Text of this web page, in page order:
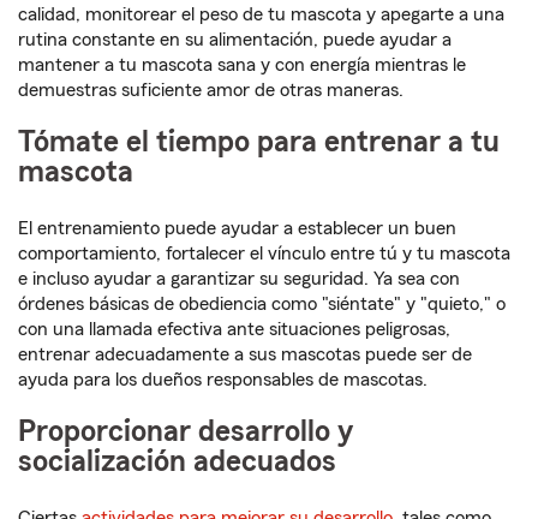
calidad, monitorear el peso de tu mascota y apegarte a una
rutina constante en su alimentación, puede ayudar a
mantener a tu mascota sana y con energía mientras le
demuestras suficiente amor de otras maneras.
Tómate el tiempo para entrenar a tu
mascota
El entrenamiento puede ayudar a establecer un buen
comportamiento, fortalecer el vínculo entre tú y tu mascota
e incluso ayudar a garantizar su seguridad. Ya sea con
órdenes básicas de obediencia como "siéntate" y "quieto," o
con una llamada efectiva ante situaciones peligrosas,
entrenar adecuadamente a sus mascotas puede ser de
ayuda para los dueños responsables de mascotas.
Proporcionar desarrollo y
socialización adecuados